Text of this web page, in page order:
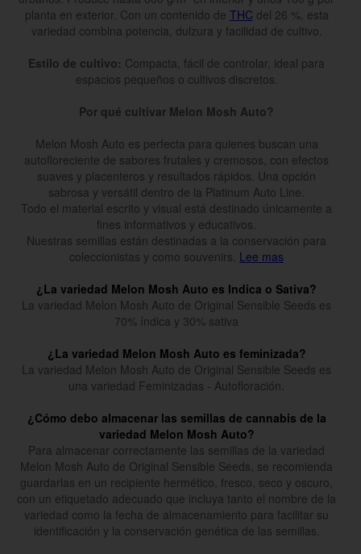
planta en exterior. Con un contenido de THC del 26 %, esta
variedad combina potencia, dulzura y facilidad de cultivo.
Estilo de cultivo: Compacta, fácil de controlar, ideal para
espacios pequeños o cultivos discretos.
Por qué cultivar Melon Mosh Auto?
Melon Mosh Auto es perfecta para quienes buscan una
autofloreciente de sabores frutales y cremosos, con efectos
suaves y placenteros y resultados rápidos. Una opción
sabrosa y versátil dentro de la Platinum Auto Line.
Todo el material escrito y visual está destinado únicamente a
fines informativos y educativos.
Nuestras semillas están destinadas a la conservación para
coleccionistas y como souvenirs. Lee mas
¿La variedad Melon Mosh Auto es Indica o Sativa?
La variedad Melon Mosh Auto de Original Sensible Seeds es
70% índica y 30% sativa
¿La variedad Melon Mosh Auto es feminizada?
La variedad Melon Mosh Auto de Original Sensible Seeds es
una variedad Feminizadas - Autofloración.
¿Cómo debo almacenar las semillas de cannabis de la
variedad Melon Mosh Auto?
Para almacenar correctamente las semillas de la variedad
Melon Mosh Auto de Original Sensible Seeds, se recomienda
guardarlas en un recipiente hermético, fresco, seco y oscuro,
con un etiquetado adecuado que incluya tanto el nombre de la
variedad como la fecha de almacenamiento para facilitar su
identificación y la conservación genética de las semillas.